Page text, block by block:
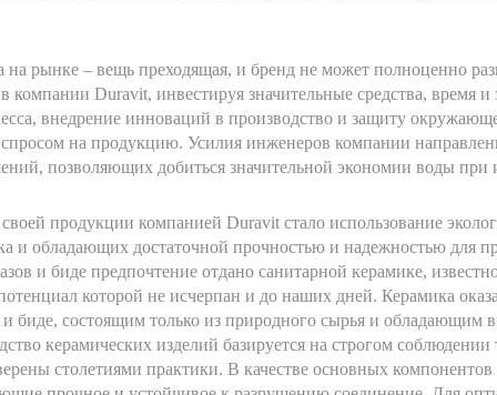
на рынке – вещь преходящая, и бренд не может полноценно
компании Duravit, инвестируя значительные средства, время
внедрение инноваций в производство и защиту
на продукцию. Усилия инженеров компании
позволяющих добиться значительной экономии воды при
продукции компанией Duravit стало использование
и обладающих достаточной прочностью и надежностью для
и биде предпочтение отдано санитарной керамике,
которой не исчерпан и до наших дней. Керамика
и биде, состоящим только из природного сырья и обладающим
керамических изделий базируется на строгом
столетиями практики. В качестве основных компонентов